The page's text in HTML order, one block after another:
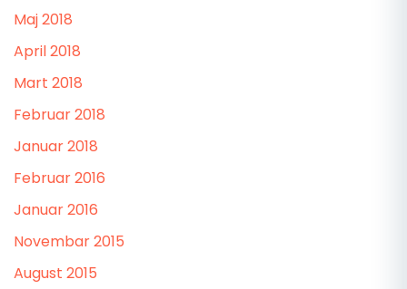
Maj 2018
April 2018
Mart 2018
Februar 2018
Januar 2018
Februar 2016
Januar 2016
Novembar 2015
August 2015